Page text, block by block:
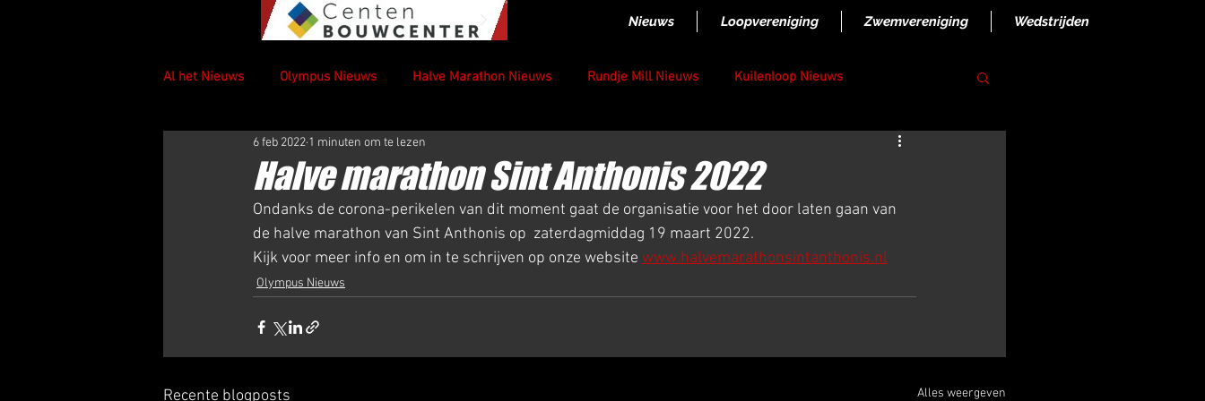
Nieuws Loopvereniging Zwemvereniging Wedstrijden
Al het Nieuws Olympus Nieuws Halve Marathon Nieuws Rundje Mill Nieuws Kuilenloop Nieuws
Halve marathon Sint Anthonis 2022
6 feb 2022 1 minuten om te lezen
Ondanks de corona-perikelen van dit moment gaat de organisatie voor het door laten gaan van
de halve marathon van Sint Anthonis op  zaterdagmiddag 19 maart 2022.
Kijk voor meer info en om in te schrijven op onze website www.halvemarathonsintanthonis.nl
Olympus Nieuws
Recente blogposts Alles weergeven